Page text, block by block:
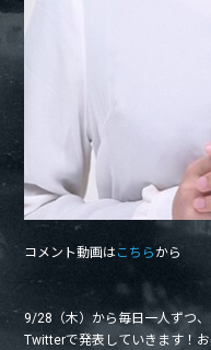
コメント動画はこちら から
9/28（木）から毎日一人ずつ
Twitterで発表していきます！お